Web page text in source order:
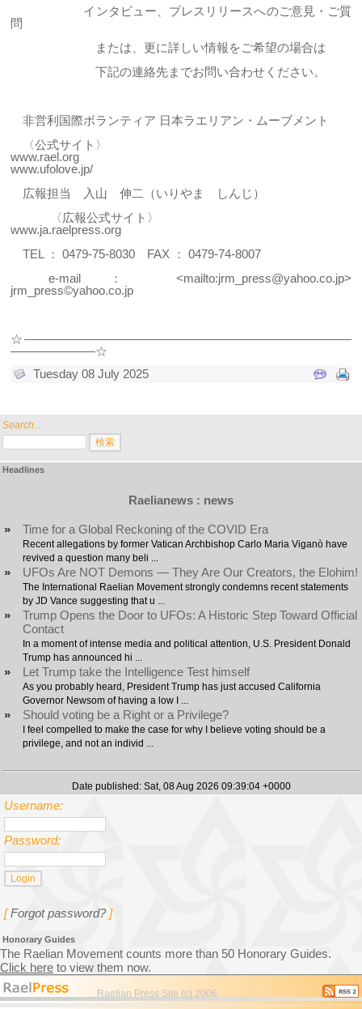
Search...
Headlines
Raelianews : news
» Time for a Global Reckoning of the COVID Era
Recent allegations by former Vatican Archbishop Carlo Maria Viganò have
revived a question many beli ...
» UFOs Are NOT Demons — They Are Our Creators, the Elohim!
The International Raelian Movement strongly condemns recent statements
by JD Vance suggesting that u ...
»
Trump Opens the Door to UFOs: A Historic Step Toward Official
Contact
In a moment of intense media and political attention, U.S. President Donald
Trump has announced hi ...
» Let Trump take the Intelligence Test himself
As you probably heard, President Trump has just accused California
Governor Newsom of having a low I ...
» Should voting be a Right or a Privilege?
I feel compelled to make the case for why I believe voting should be a
privilege, and not an individ ...
Date published: Sat, 08 Aug 2026 09:39:04 +0000
インタビュー、プレスリリースへのご意見・ご質
問
または、更に詳しい情報をご希望の場合は
下記の連絡先までお問い合わせください。
非営利国際ボランティア 日本ラエリアン・ムーブメント
〈公式サイト〉
www.rael.org
www.ufolove.jp/
広報担当 入山 伸二（いりやま しんじ）
〈広報公式サイト〉
www.ja.raelpress.org
TEL ： 0479-75-8030 FAX ： 0479-74-8007
e-mail ： <mailto:jrm_press@yahoo.co.jp>
jrm_press©yahoo.co.jp
☆―――――――――――――――――――――――――――
―――――――☆
Tuesday 08 July 2025
Username:
Password:
[Forgot password?]
Honorary Guides
The Raelian Movement counts more than 50 Honorary Guides.
Click here to view them now.
Raelian Press Site (c) 2006